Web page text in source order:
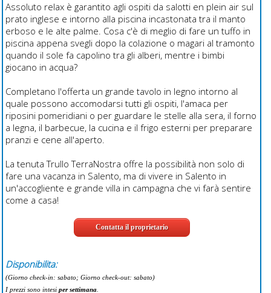
Assoluto relax è garantito agli ospiti da salotti en plein air sul
prato inglese e intorno alla piscina incastonata tra il manto
erboso e le alte palme. Cosa c'è di meglio di fare un tuffo in
piscina appena svegli dopo la colazione o magari al tramonto
quando il sole fa capolino tra gli alberi, mentre i bimbi
giocano in acqua?
Completano l'offerta un grande tavolo in legno intorno al
quale possono accomodarsi tutti gli ospiti, l'amaca per
riposini pomeridiani o per guardare le stelle alla sera, il forno
a legna, il barbecue, la cucina e il frigo esterni per preparare
pranzi e cene all'aperto.
La tenuta Trullo TerraNostra offre la possibilità non solo di
fare una vacanza in Salento, ma di vivere in Salento in
un'accogliente e grande villa in campagna che vi farà sentire
come a casa!
Contatta il proprietario
Disponibilita:
(Giorno check-in: sabato; Giorno check-out: sabato)
I prezzi sono intesi per settimana.